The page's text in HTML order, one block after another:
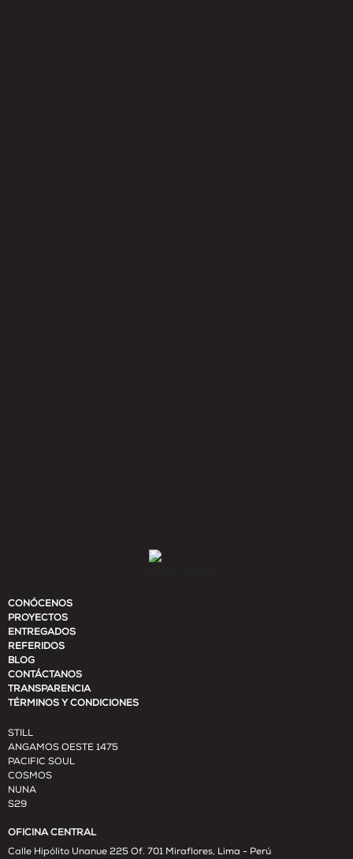
CONÓCENOS
PROYECTOS
ENTREGADOS
REFERIDOS
BLOG
CONTÁCTANOS
TRANSPARENCIA
TÉRMINOS Y CONDICIONES
STILL
ANGAMOS OESTE 1475
PACIFIC SOUL
COSMOS
NUNA
S29
OFICINA CENTRAL
Calle Hipólito Unanue 225 Of. 701 Miraflores, Lima - Perú